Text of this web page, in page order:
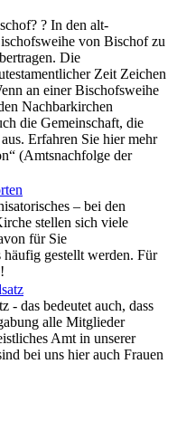
? In den alt-
von Bischof zu
Die
Zeit Zeichen
an einer Bischofsweihe
Nachbarkirchen
die Gemeinschaft, die
Erfahren Sie hier mehr
(Amtsnachfolge der
– bei den
stellen sich viele
für Sie
häufig gestellt werden. Für
- das bedeutet auch, dass
alle Mitglieder
Amt in unserer
bei uns hier auch Frauen